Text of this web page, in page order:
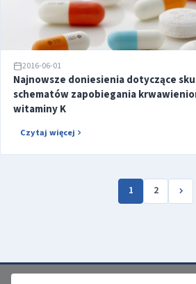
2016-06-01
Najnowsze doniesienia dotyczące
schematów zapobiegania
witaminy K
Czytaj więcej
1 2